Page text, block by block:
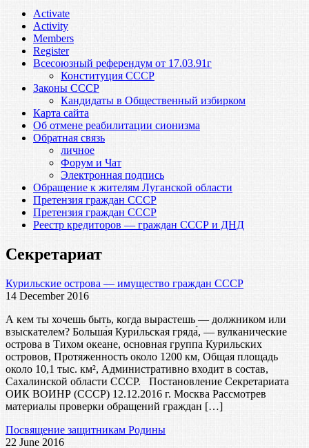
Activate
Activity
Members
Register
Всесоюзный референдум от 17.03.91г
Конституция СССР
Законы СССР
Кандидаты в Общественный избирком
Карта сайта
Об отмене реабилитации сионизма
Обратная связь
личное
Форум и Чат
Электронная подпись
Обращение к жителям Луганской области
Претензия граждан СССР
Претензия граждан СССР
Реестр кредиторов — граждан СССР и ДНД
Секретариат
Курильские острова — имущество граждан СССР
14 December 2016
А кем ты хочешь быть, когда вырастешь — должником или
взыскателем? Больша́я Кури́льская гряда́, — вулканические
острова в Тихом океане, основная группа Курильских
островов, Протяженность около 1200 км, Общая площадь
около 10,1 тыс. км², Административно входит в состав,
Сахалинской области СССР. Постановление Секретариата
ОИК ВОИНР (СССР) 12.12.2016 г. Москва Рассмотрев
материалы проверки обращений граждан […]
Посвящение защитникам Родины
22 June 2016